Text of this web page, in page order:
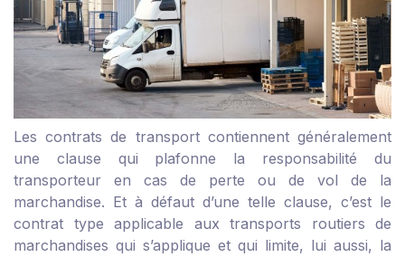
Les contrats de transport contiennent généralement
une clause qui plafonne la responsabilité du
transporteur en cas de perte ou de vol de la
marchandise. Et à défaut d’une telle clause, c’est le
contrat type applicable aux transports routiers de
marchandises qui s’applique et qui limite, lui aussi, la